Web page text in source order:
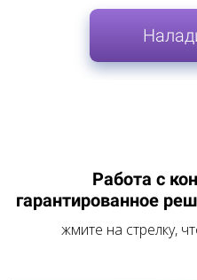
Работа с
гарантированное
жмите на стрелку,